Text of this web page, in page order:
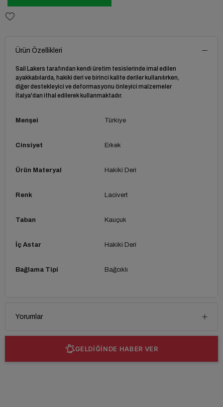
Ürün Özellikleri
Sail Lakers tarafından kendi üretim tesislerinde imal edilen
ayakkabılarda, hakiki deri ve birinci kalite deriler kullanılırken,
diğer destekleyici ve deformasyonu önleyici malzemeler
İtalya'dan ithal edilerek kullanmaktadır.
Menşei Türkiye
Cinsiyet Erkek
Ürün Materyal Hakiki Deri
Renk Lacivert
Taban Kauçuk
İç Astar Hakiki Deri
Bağlama Tipi Bağcıklı
Yorumlar
GELDİĞİNDE HABER VER